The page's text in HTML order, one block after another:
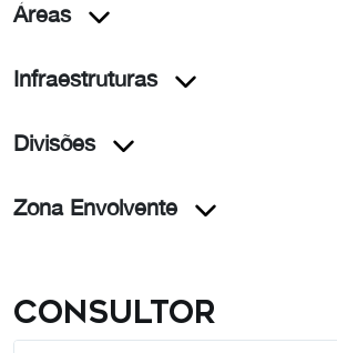
Áreas
Infraestruturas
Divisões
Zona Envolvente
Consultor